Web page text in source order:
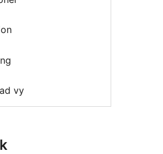
vy